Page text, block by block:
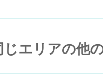
じエリアの他